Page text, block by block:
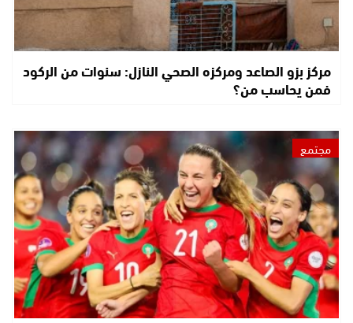
مركز بزو الصاعد ومركزه الصحي النازل: سنوات من الركود
فمن يحاسب من؟
مجتمع